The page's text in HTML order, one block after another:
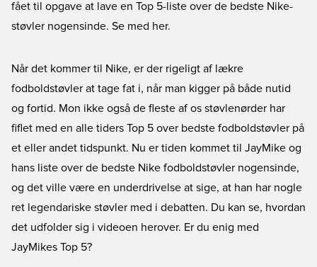
fået til opgave at lave en Top 5-liste over de bedste Nike-
støvler nogensinde. Se med her.
Når det kommer til Nike, er der rigeligt af lækre
fodboldstøvler at tage fat i, når man kigger på både nutid
og fortid. Mon ikke også de fleste af os støvlenørder har
fiflet med en alle tiders Top 5 over bedste fodboldstøvler på
et eller andet tidspunkt. Nu er tiden kommet til JayMike og
hans liste over de bedste Nike fodboldstøvler nogensinde,
og det ville være en underdrivelse at sige, at han har nogle
ret legendariske støvler med i debatten. Du kan se, hvordan
det udfolder sig i videoen herover. Er du enig med
JayMikes Top 5?